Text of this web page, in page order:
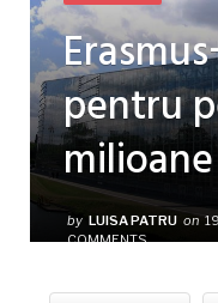
pentru
by LUISA PATRU on
COMMENTS